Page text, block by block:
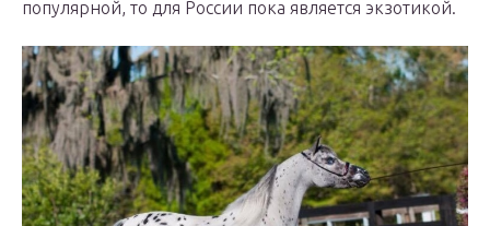
популярной, то для России пока является экзотикой.